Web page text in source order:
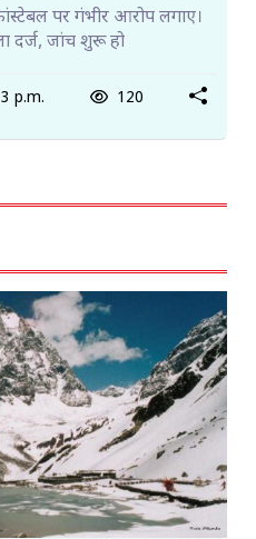
पर गंभीर आरोप लगाए।
दर्ज, जांच शुरू हो
p.m. 120